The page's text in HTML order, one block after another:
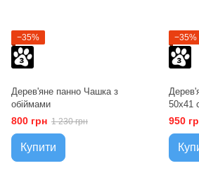
−35%
Дерев'яне панно Чашка з
обіймами
800 грн 1 230 грн
Купити
−35%
50х41
950